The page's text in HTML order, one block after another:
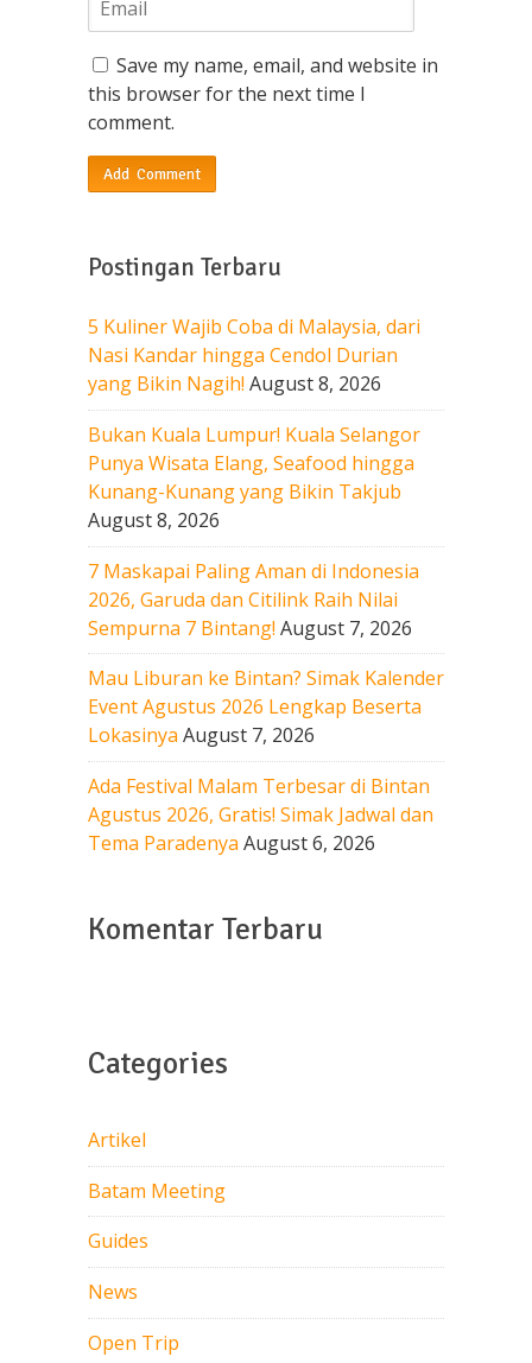
Save my name, email, and website in
this browser for the next time I
comment.
Postingan Terbaru
5 Kuliner Wajib Coba di Malaysia, dari
Nasi Kandar hingga Cendol Durian
yang Bikin Nagih! August 8, 2026
Bukan Kuala Lumpur! Kuala Selangor
Punya Wisata Elang, Seafood hingga
Kunang-Kunang yang Bikin Takjub
August 8, 2026
7 Maskapai Paling Aman di Indonesia
2026, Garuda dan Citilink Raih Nilai
Sempurna 7 Bintang! August 7, 2026
Mau Liburan ke Bintan? Simak Kalender
Event Agustus 2026 Lengkap Beserta
Lokasinya August 7, 2026
Ada Festival Malam Terbesar di Bintan
Agustus 2026, Gratis! Simak Jadwal dan
Tema Paradenya August 6, 2026
Komentar Terbaru
Categories
Artikel
Batam Meeting
Guides
News
Open Trip